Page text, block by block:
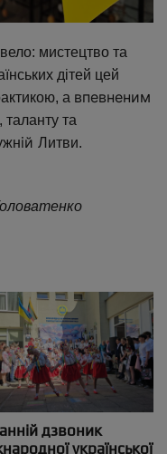
мистецтво та
дітей цей
а впевненим
таланту та
ій Литви.
дзвоник
української